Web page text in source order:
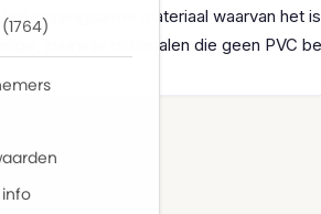
wrijvingsarme materiaal waarvan het
zuurvrije materialen die geen PVC